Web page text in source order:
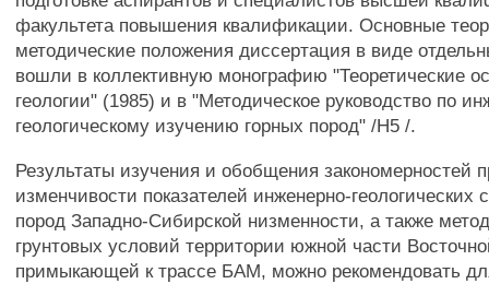
факультета повышения квалификации. Основные
методические положения диссертация в виде
вошли в коллективную монографию "Теоретические
геологии" (1985) и в "Методическое руководство по
геологическому изучению горных пород" /Н5 /.
Результаты изучения и обобщения закономерностей
изменчивости показателей инженерно-геологических
пород Западно-Сибирской низменности, а также
грунтовых условий территории южной части
примыкающей к трассе БАМ, можно рекомендовать